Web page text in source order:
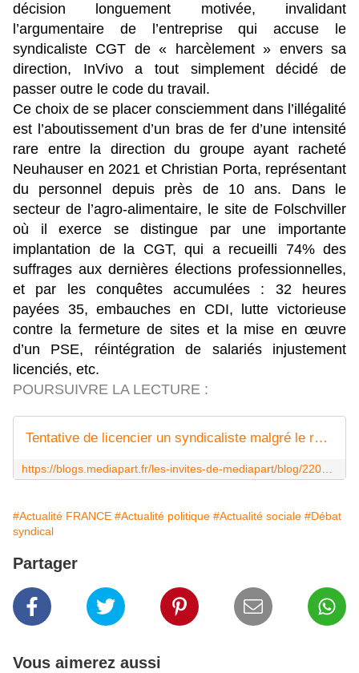
décision longuement motivée, invalidant
l’argumentaire de l’entreprise qui accuse le
syndicaliste CGT de « harcèlement » envers sa
direction, InVivo a tout simplement décidé de
passer outre le code du travail.
Ce choix de se placer consciemment dans l’illégalité
est l’aboutissement d’un bras de fer d’une intensité
rare entre la direction du groupe ayant racheté
Neuhauser en 2021 et Christian Porta, représentant
du personnel depuis près de 10 ans. Dans le
secteur de l’agro-alimentaire, le site de Folschviller
où il exerce se distingue par une importante
implantation de la CGT, qui a recueilli 74% des
suffrages aux dernières élections professionnelles,
et par les conquêtes accumulées : 32 heures
payées 35, embauches en CDI, lutte victorieuse
contre la fermeture de sites et la mise en œuvre
d’un PSE, réintégration de salariés injustement
licenciés, etc.
POURSUIVRE LA LECTURE :
Tentative de licencier un syndicaliste malgré le refus de l'inspection du travail : défendons les droits syndicaux
#Actualité FRANCE #Actualité politique #Actualité sociale #Débat
syndical
Partager
Vous aimerez aussi